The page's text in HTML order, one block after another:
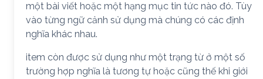
một bài viết hoặc một hạng mục tin tức nào đó. Tùy
vào từng ngữ cảnh sử dụng mà chúng có các định
nghĩa khác nhau.
item còn được sử dụng như một trạng từ ở một số
trường hợp nghĩa là tương tự hoặc cũng thế khi giới